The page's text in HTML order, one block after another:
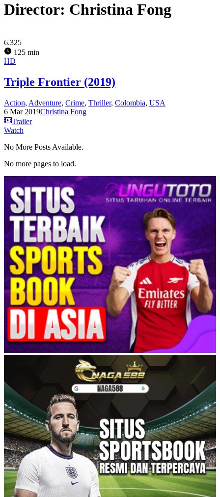
Director: Christina Fong
6.325
125 min
HD
Triple Frontier (2019)
Action, Adventure, Crime, Thriller, Colombia, USA
6 Mar 2019Christina Fong
Trailer
Watch
No More Posts Available.
No more pages to load.